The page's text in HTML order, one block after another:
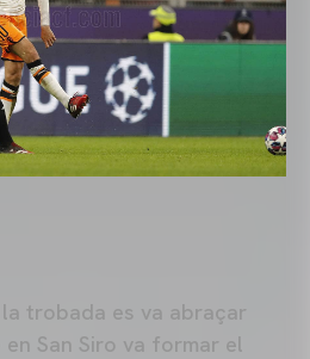
trobada es va abraçar
San Siro va formar el